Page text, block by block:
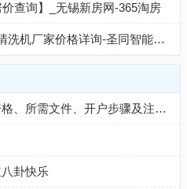
查询】_无锡新房网-365淘房
激光清洗机可除油除锈_激光清洗机厂家价格详询-圣同智能激光
越南银行开户：外国人开户资格、所需文件、开户步骤及注意事项
卦快乐